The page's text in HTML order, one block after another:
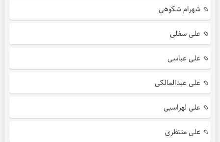
شهرام شکوهی
علی سفلی
علی عباسی
علی عبدالمالکی
علی لهراسبی
علی منتظری